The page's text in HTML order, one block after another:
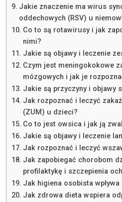
Jakie znaczenie ma wirus
oddechowych (RSV) u
Co to są rotawirusy i jak
nimi?
Jakie są objawy i leczenie
Czym jest meningokokowe
mózgowych i jak je
Jakie są przyczyny i objawy
Jak rozpoznać i leczyć
(ZUM) u dzieci?
Co to jest owsica i jak ją
Jakie są objawy i leczenie
Jak rozpoznać i leczyć
Jak zapobiegać chorobom
profilaktykę i szczepienia
Jak higiena osobista
Jak zdrowa dieta wspiera